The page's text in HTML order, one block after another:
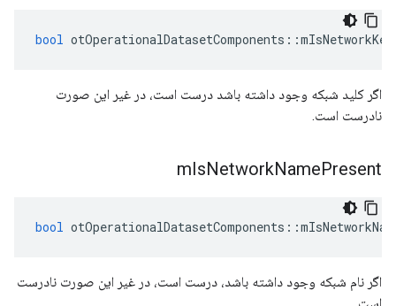
bool otOperationalDatasetComponents ::
اگر کلید شبکه وجود داشته باشد درست است، در غیر این صورت
نادرست است.
mIsNetworkNamePresent
bool otOperationalDatasetComponents ::
اگر نام شبکه وجود داشته باشد، درست است، در غیر این صورت نادرست